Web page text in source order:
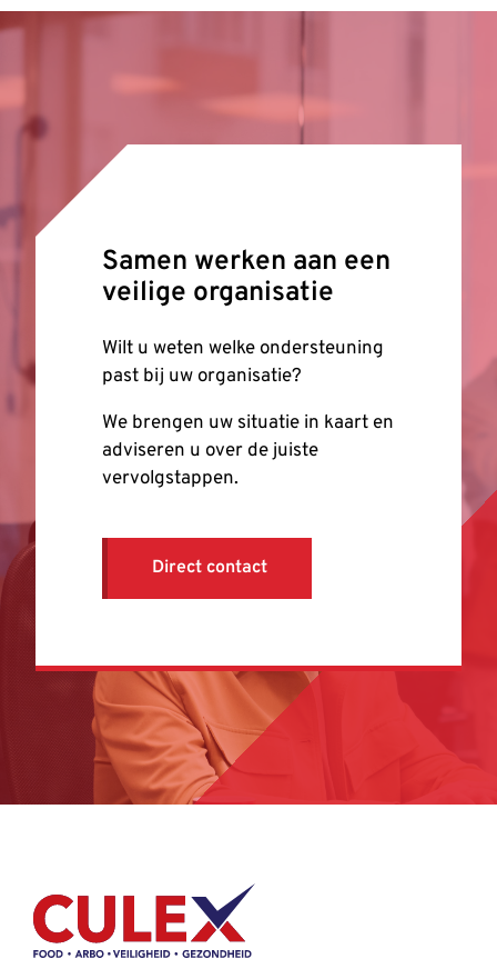
Samen werken aan een
veilige organisatie
Wilt u weten welke ondersteuning
past bij uw organisatie?
We brengen uw situatie in kaart en
adviseren u over de juiste
vervolgstappen.
Direct contact